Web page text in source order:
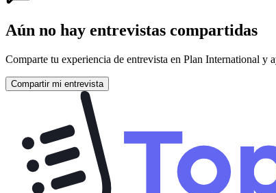
Aún no hay entrevistas compartidas
Comparte tu experiencia de entrevista en Plan International y
Compartir mi entrevista